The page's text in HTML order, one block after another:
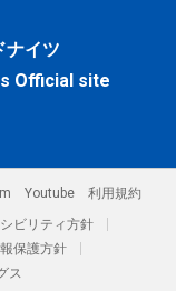
ナイツ
Official site
Youtube
利用規約
ビリティ方針
保護方針
ス